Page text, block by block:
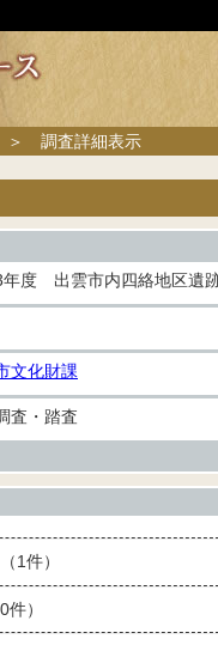
＞ 調査詳細表示
年度 出雲市内四絡地区遺
文化財課
査・踏査
件）
）